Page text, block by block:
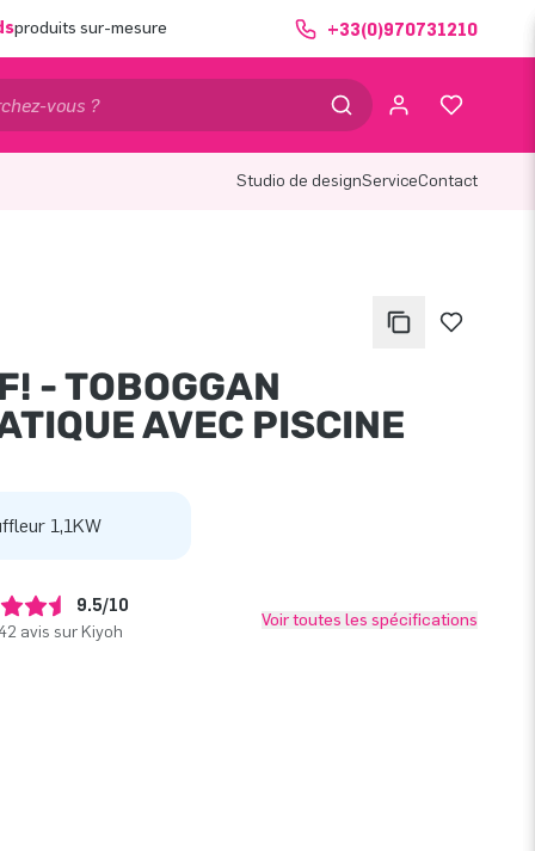
produits sur-mesure +33(0)970731210
Studio de designServiceContact
- TOBOGGAN
AVEC PISCINE
1,1KW
9.5/10
avis sur Kiyoh
Voir toutes les spécifications